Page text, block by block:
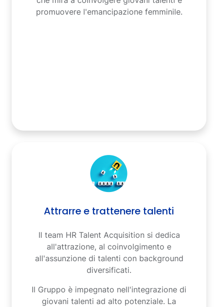
promuovere l'emancipazione femminile.
Attrarre e trattenere talenti
Il team HR Talent Acquisition si dedica
all'attrazione, al coinvolgimento e
all'assunzione di talenti con background
diversificati.
Il Gruppo è impegnato nell'integrazione di
giovani talenti ad alto potenziale. La